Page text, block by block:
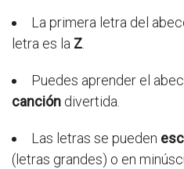
La primera letra del
letra es la Z.
Puedes aprender el
canción divertida.
Las letras se pueden
(letras grandes) o en